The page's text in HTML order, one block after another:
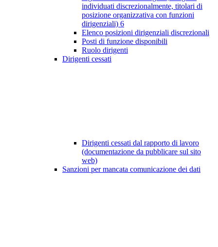
individuati discrezionalmente, titolari di
posizione organizzativa con funzioni
dirigenziali) 6
Elenco posizioni dirigenziali discrezionali
Posti di funzione disponibili
Ruolo dirigenti
Dirigenti cessati
Dirigenti cessati dal rapporto di lavoro
(documentazione da pubblicare sul sito
web)
Sanzioni per mancata comunicazione dei dati